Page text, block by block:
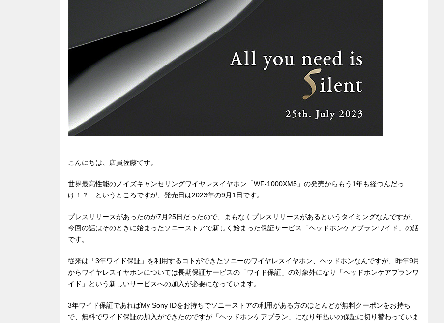
こんにちは、店員佐藤です。
世界最高性能のノイズキャンセリングワイヤレスイヤホン「WF-1000XM5」の発売からもう1年も経つんだっ
け！？ というところですが、発売日は2023年の9月1日です。
プレスリリースがあったのが7月25日だったので、まもなくプレスリリースがあるというタイミングなんですが、
今回の話はそのときに始まったソニーストアで新しく始まった保証サービス「ヘッドホンケアプランワイド」の話
です。
従来は「3年ワイド保証」を利用するコトができたソニーのワイヤレスイヤホン、ヘッドホンなんですが、昨年9月
からワイヤレスイヤホンについては長期保証サービスの「ワイド保証」の対象外になり「ヘッドホンケアプランワ
イド」という新しいサービスへの加入が必要になっています。
3年ワイド保証であればMy Sony IDをお持ちでソニーストアの利用がある方のほとんどが無料クーポンをお持ち
で、無料でワイド保証の加入ができたのですが「ヘッドホンケアプラン」になり年払いの保証に切り替わっていま